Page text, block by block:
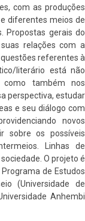
com as produções
diferentes meios de
Propostas gerais do
relações com a
referentes à
literário está não
também nos
perspectiva, estudar
e seu diálogo com
novos
sobre os possíveis
Linhas de
O projeto é
de Estudos
(Universidade de
Anhembi